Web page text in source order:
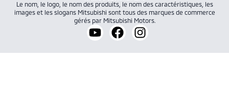
Le nom, le logo, le nom des produits, le nom des caractéristiques, les
images et les slogans Mitsubishi sont tous des marques de commerce
gérés par Mitsubishi Motors.
Lien vers notre chaîne YouTube
Lien vers notre page
Lien vers notre